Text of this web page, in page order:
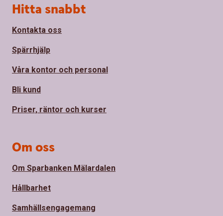
Sidfot
Hitta snabbt
Kontakta oss
Spärrhjälp
Våra kontor och personal
Bli kund
Priser, räntor och kurser
Om oss
Om Sparbanken Mälardalen
Hållbarhet
Samhällsengagemang